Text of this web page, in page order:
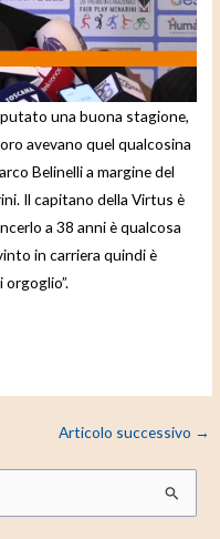
una buona stagione,
avevano quel qualcosina
Belinelli a margine del
Il capitano della Virtus è
a 38 anni è qualcosa
in carriera quindi è
Articolo successivo →